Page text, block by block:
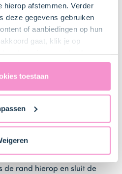
hierop afstemmen. Verder
deze gegevens gebruiken
of aanbiedingen op hun
gaat, klik je op
gegevensoverdracht naar de
van artikel 49 AVG. Raadpleeg
en partners in de Verenigde
van gedachten
toestaan
de rand hierop en sluit de